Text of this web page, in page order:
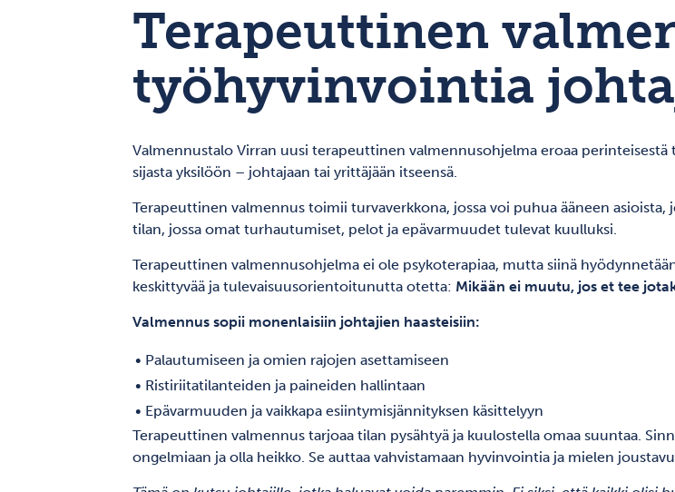
Terapeuttinen
työhyvinvointia
Valmennustalo Virran uusi terapeuttinen valmennusohjelma eroaa
sijasta yksilöön – johtajaan tai yrittäjään itseensä.
Terapeuttinen valmennus toimii turvaverkkona, jossa voi puhua ääneen
tilan, jossa omat turhautumiset, pelot ja epävarmuudet tulevat kuulluksi.
Terapeuttinen valmennusohjelma ei ole psykoterapiaa, mutta siinä
keskittyvää ja tulevaisuusorientoitunutta otetta: Mikään ei muutu, jos et tee
Valmennus sopii monenlaisiin johtajien haasteisiin:
• Palautumiseen ja omien rajojen asettamiseen
• Ristiriitatilanteiden ja paineiden hallintaan
• Epävarmuuden ja vaikkapa esiintymisjännityksen käsittelyyn
Terapeuttinen valmennus tarjoaa tilan pysähtyä ja kuulostella omaa suuntaa.
ongelmiaan ja olla heikko. Se auttaa vahvistamaan hyvinvointia ja mielen